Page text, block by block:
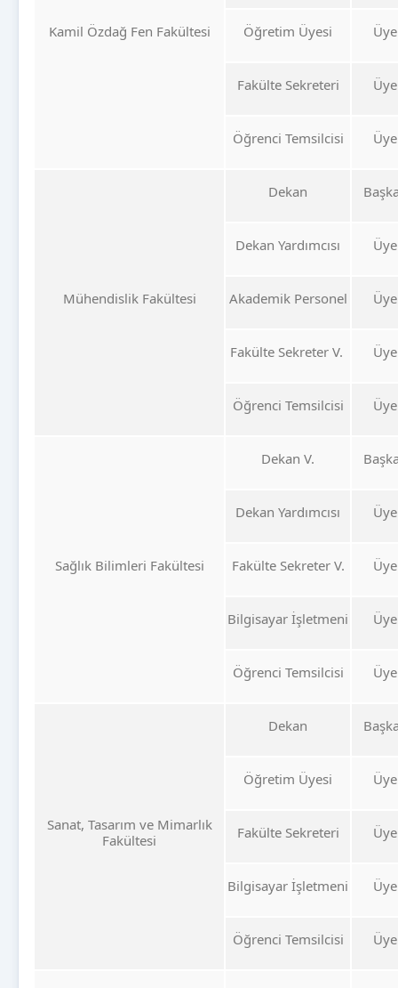
Kamil Özdağ Fen Fakültesi Öğretim Üyesi Üye
Fakülte Sekreteri Üye
Öğrenci Temsilcisi Üye
Mühendislik Fakültesi
Dekan
Dekan Yardımcısı Üye
Akademik Personel Üye
Fakülte Sekreter V. Üye
Öğrenci Temsilcisi Üye
Sağlık Bilimleri Fakültesi
Dekan V.
Dekan Yardımcısı Üye
Fakülte Sekreter V. Üye
Bilgisayar İşletmeni Üye
Öğrenci Temsilcisi Üye
Sanat, Tasarım ve Mimarlık
Fakültesi
Dekan
Öğretim Üyesi Üye
Fakülte Sekreteri Üye
Bilgisayar İşletmeni Üye
Öğrenci Temsilcisi Üye